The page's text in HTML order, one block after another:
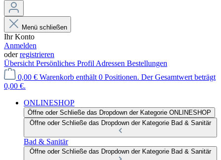
Menü schließen
Ihr Konto
Anmelden
oderregistrieren
Übersicht Persönliches Profil Adressen Bestellungen
0,00 € Warenkorb enthält 0 Positionen. Der Gesamtwert beträgt
0,00 €.
ONLINESHOP
Öffne oder Schließe das Dropdown der Kategorie ONLINESHOP
Öffne oder Schließe das Dropdown der Kategorie Bad & Sanitär
Bad & Sanitär
Öffne oder Schließe das Dropdown der Kategorie Bad & Sanitär